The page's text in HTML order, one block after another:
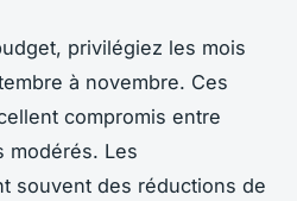
privilégiez les mois
à novembre. Ces
compromis entre
modérés. Les
souvent des réductions de